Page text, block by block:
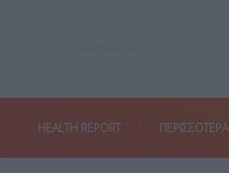
HEALTH REPORT ΠΕΡΙΣΣΌΤΕΡΑ